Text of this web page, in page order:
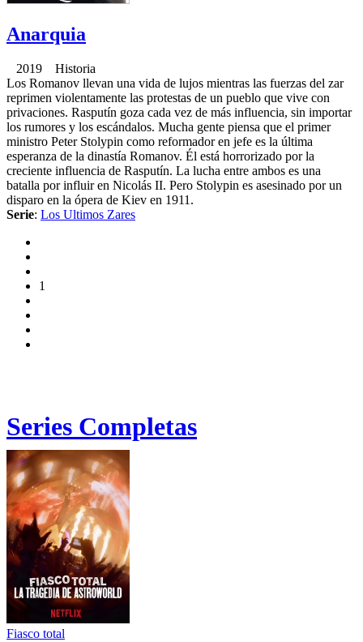
Anarquia
2019 Historia
Los Romanov llevan una vida de lujos mientras las fuerzas del zar
reprimen violentamente las protestas de un pueblo que vive con
privaciones. Rasputín goza cada vez de más influencia, sin importar
los rumores y los escándalos. Mucha gente piensa que el primer
ministro Peter Stolypin como reformador en jefe es la última
esperanza de la dinastía Romanov. Él está horrorizado por la
creciente influencia de Rasputín. La lucha entre ambos es una
batalla por influir en Nicolás II. Pero Stolypin es asesinado por un
disparo en la ópera de Kiev en 1911.
Serie: Los Ultimos Zares
1
Series Completas
Fiasco total